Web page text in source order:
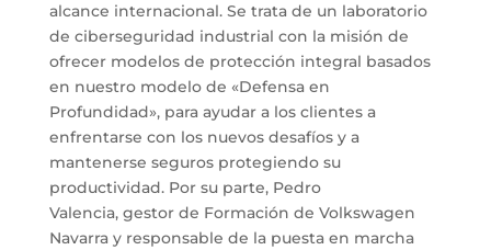
alcance internacional. Se trata de un laboratorio
de ciberseguridad industrial con la misión de
ofrecer modelos de protección integral basados
en nuestro modelo de «Defensa en
Profundidad», para ayudar a los clientes a
enfrentarse con los nuevos desafíos y a
mantenerse seguros protegiendo su
productividad. Por su parte, Pedro
Valencia, gestor de Formación de Volkswagen
Navarra y responsable de la puesta en marcha